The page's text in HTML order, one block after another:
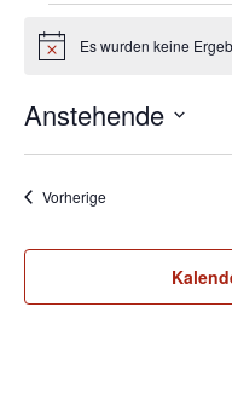
HinweisEs wurden keine
Anstehende
wählen.
VorherigeVeranstaltungen